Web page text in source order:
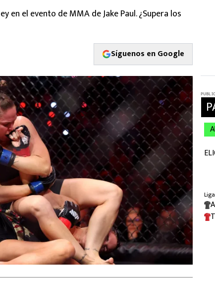
en el evento de MMA de Jake Paul. ¿Supera los
Síguenos en Google